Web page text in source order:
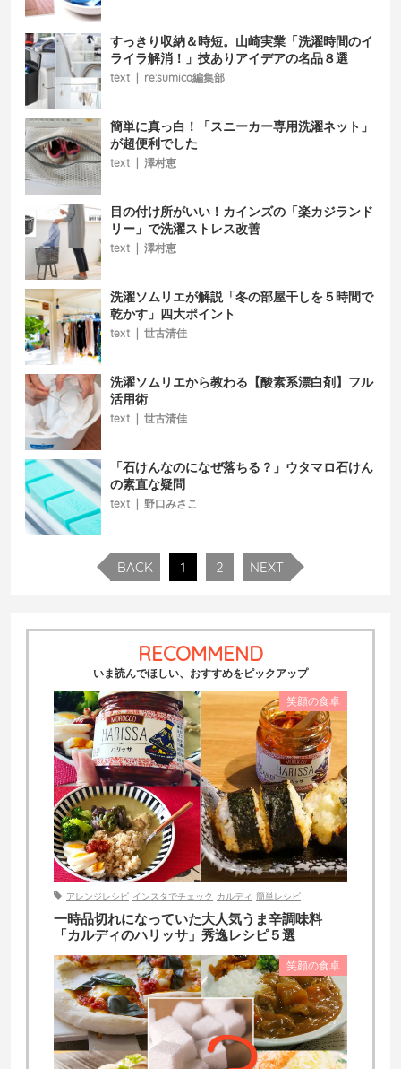
すっきり収納＆時短。山崎実業「洗濯時間のイ
ライラ解消！」技ありアイデアの名品８選
text re:sumica編集部
簡単に真っ白！「スニーカー専用洗濯ネット」
が超便利でした
text 澤村恵
目の付け所がいい！カインズの「楽カジランド
リー」で洗濯ストレス改善
text 澤村恵
洗濯ソムリエが解説「冬の部屋干しを５時間で
乾かす」四大ポイント
text 世古清佳
洗濯ソムリエから教わる【酸素系漂白剤】フル
活用術
text 世古清佳
「石けんなのになぜ落ちる？」ウタマロ石けん
の素直な疑問
text 野口みさこ
BACK 1 2 NEXT
RECOMMEND
いま読んでほしい、おすすめをピックアップ
笑顔の食卓
アレンジレシピ インスタでチェック カルディ 簡単レシピ
一時品切れになっていた大人気うま辛調味料
「カルディのハリッサ」秀逸レシピ５選
笑顔の食卓